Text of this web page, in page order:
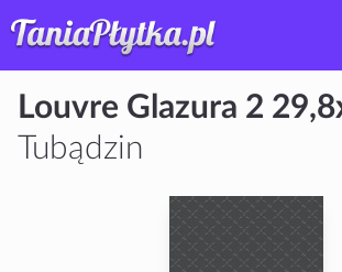
Louvre Glazura 2
Tubądzin